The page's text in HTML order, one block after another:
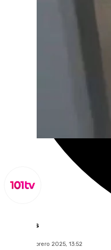
Lynx Devs
lunes, 10 febrero 2025, 13:52